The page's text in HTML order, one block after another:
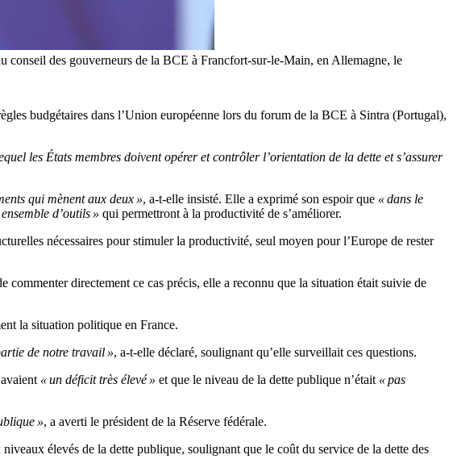
conseil des gouverneurs de la BCE à Francfort-sur-le-Main, en Allemagne, le
budgétaires dans l’Union européenne lors du forum de la BCE à Sintra (Portugal),
les États membres doivent opérer et contrôler l’orientation de la dette et s’assurer
qui mènent aux deux », a-t-elle insisté. Elle a exprimé son espoir que « dans le
d’outils » qui permettront à la productivité de s’améliorer.
nécessaires pour stimuler la productivité, seul moyen pour l’Europe de rester
directement ce cas précis, elle a reconnu que la situation était suivie de
la situation politique en France.
de notre travail », a-t-elle déclaré, soulignant qu’elle surveillait ces questions.
« un déficit très élevé » et que le niveau de la dette publique n’était « pas
», a averti le président de la Réserve fédérale.
élevés de la dette publique, soulignant que le coût du service de la dette des